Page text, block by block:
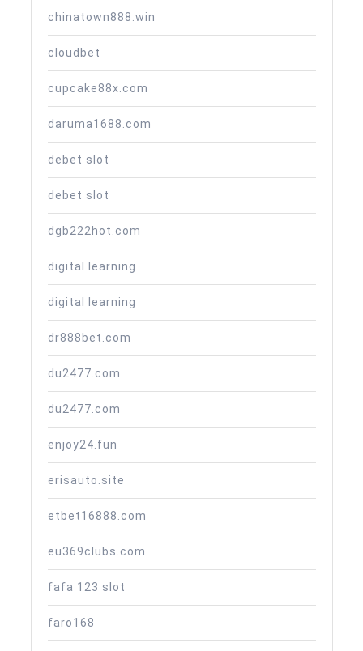
chinatown888.win
cloudbet
cupcake88x.com
daruma1688.com
debet slot
debet slot
dgb222hot.com
digital learning
digital learning
dr888bet.com
du2477.com
du2477.com
enjoy24.fun
erisauto.site
etbet16888.com
eu369clubs.com
fafa 123 slot
faro168